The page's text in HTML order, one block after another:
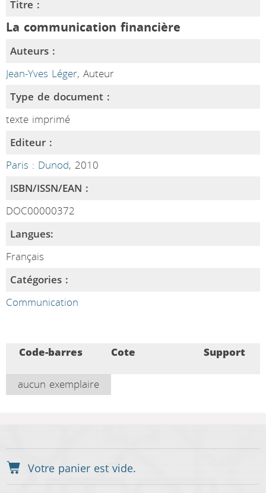
Titre :
La communication financière
Auteurs :
Jean-Yves Léger, Auteur
Type de document :
texte imprimé
Editeur :
Paris : Dunod, 2010
ISBN/ISSN/EAN :
DOC00000372
Langues:
Français
Catégories :
Communication
Code-barres Cote
Support
aucun exemplaire